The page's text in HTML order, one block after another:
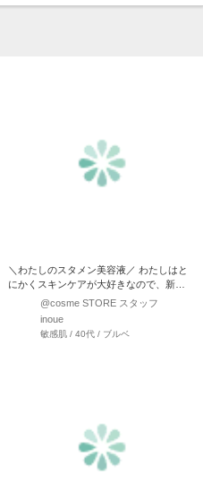
＼わたしのスタメン美容液／ わたしはと
にかくスキンケアが大好きなので、新商
品や人気の美容液を試す…
@cosme STORE スタッフ
inoue
敏感肌 / 40代 / ブルベ